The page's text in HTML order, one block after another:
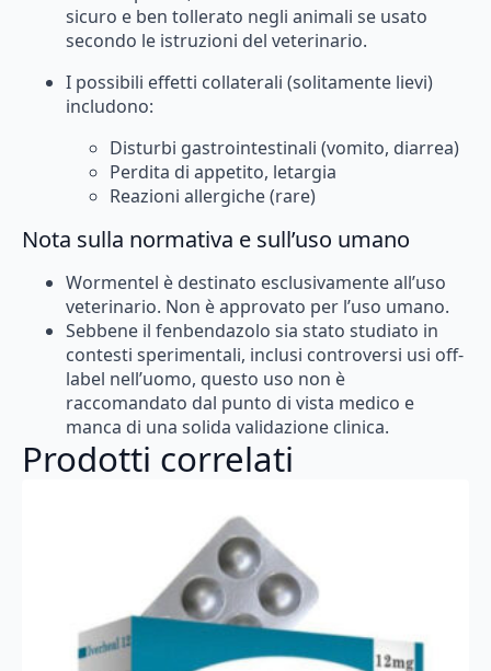
sicuro e ben tollerato negli animali se usato
secondo le istruzioni del veterinario.
I possibili effetti collaterali (solitamente lievi)
includono:
Disturbi gastrointestinali (vomito, diarrea)
Perdita di appetito, letargia
Reazioni allergiche (rare)
Nota sulla normativa e sull’uso umano
Wormentel è destinato esclusivamente all’uso
veterinario. Non è approvato per l’uso umano.
Sebbene il fenbendazolo sia stato studiato in
contesti sperimentali, inclusi controversi usi off-
label nell’uomo, questo uso non è
raccomandato dal punto di vista medico e
manca di una solida validazione clinica.
Prodotti correlati